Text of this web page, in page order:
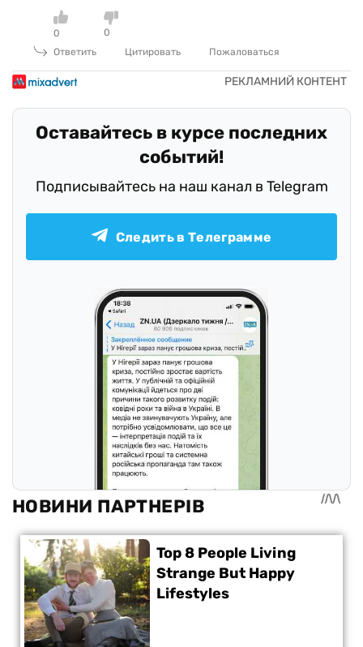
0
0
Ответить
Цитировать Пожаловаться
Оставайтесь в курсе последних
событий!
Подписывайтесь на наш канал в Telegram
Следить в Телеграмме